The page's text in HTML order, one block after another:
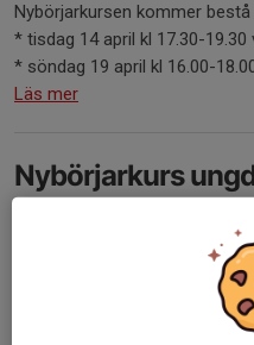
Nybörjarkursen kommer
* tisdag 14 april kl 17.30-
* söndag 19 april kl 16.00-
Läs mer
Nybörjarkurs